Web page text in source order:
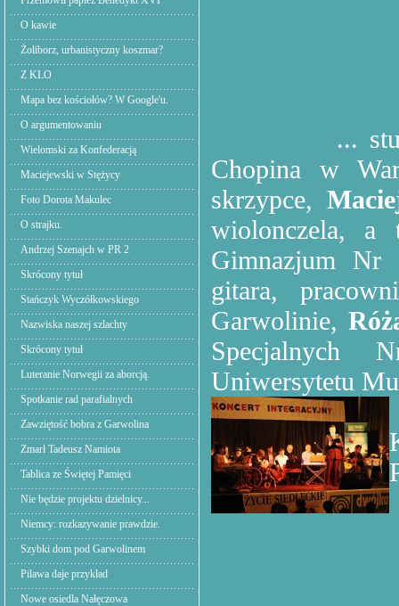
O kawie
Żoliborz, urbanistyczny koszmar?
Z KLO
Mapa bez kościołów? W Google'u.
O argumentowaniu
Wielomski za Konfederacją
Maciejewski w Stężycy
Foto Dorota Makulec
O strajku.
Andrzej Szenajch w PR 2
Skrócony tytuł
Stańczyk Wyczółkowskiego
Nazwiska naszej szlachty
Skrócony tytuł
Luteranie Norwegii za aborcją.
Spotkanie rad parafialnych
Zawziętość bobra z Garwolina
Zmarł Tadeusz Namiota
Tablica ze Świętej Pamięci
Nie będzie projektu dzielnicy...
Niemcy: rozkazywanie prawdzie.
Szybki dom pod Garwolinem
Pilawa daje przykład
Nowe osiedla Nałęczowa
... studenci
Chopina w
skrzypce,
wiolonczela,
Gimnazjum
gitara,
Garwolinie,
Specjalnych
Uniwersytetu